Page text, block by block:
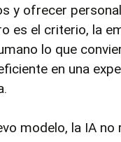
y ofrecer
es el criterio, la
lo que
en una
modelo, la IA no